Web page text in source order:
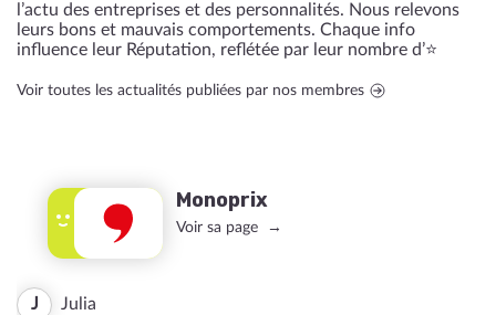
l’actu des entreprises et des personnalités. Nous relevons
leurs bons et mauvais comportements. Chaque info
influence leur Réputation, reflétée par leur nombre d’⭐️
Voir toutes les actualités publiées par nos membres
Monoprix
Voir sa page
J Julia